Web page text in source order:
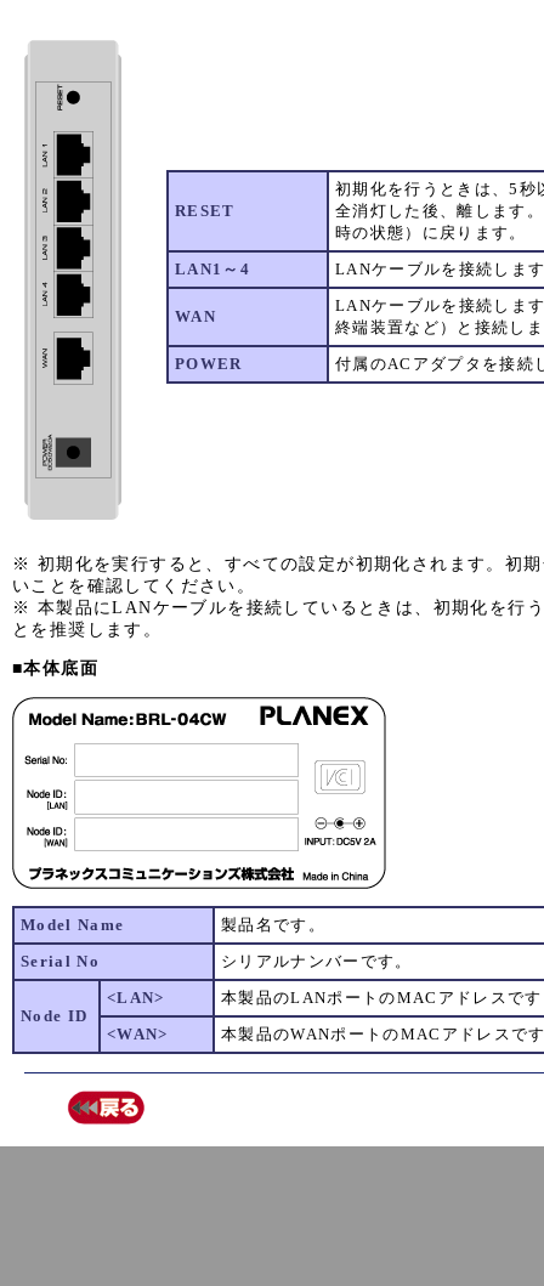
RESET
初期化を行うときは、5
全消灯した後、離します
時の状態）に戻ります。
LAN1～4
LANケーブルを接続しま
WAN
LANケーブルを接続しま
終端装置など）と接続し
POWER
付属のACアダプタを接続
※ 初期化を実行すると、すべての設定が初期化されます。初
いことを確認してください。
※ 本製品にLANケーブルを接続しているときは、初期化を行
とを推奨します。
■本体底面
Model Name
製品名です。
Serial No
シリアルナンバーです。
Node ID
<LAN>
本製品のLANポートのMACアドレスで
<WAN>
本製品のWANポートのMACアドレスで